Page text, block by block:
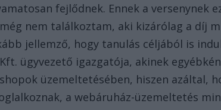
fejlődnek. Ennek a versenynek
nem találkoztam, aki kizárólag a díj
jellemző, hogy tanulás céljából is
ügyvezető igazgatója, akinek
üzemeltetésében, hiszen azáltal,
a webáruház-üzemeltetés